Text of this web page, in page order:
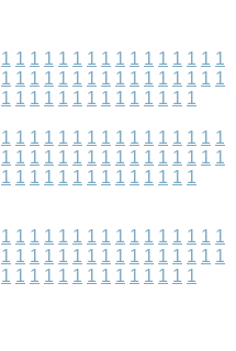
1 1 1 1 1 1 1 1 1 1 1 1 1 1 1 1
1 1 1 1 1 1 1 1 1 1 1 1 1 1 1 1
1 1 1 1 1 1 1 1 1 1 1 1 1 1
1 1 1 1 1 1 1 1 1 1 1 1 1 1 1 1
1 1 1 1 1 1 1 1 1 1 1 1 1 1 1 1
1 1 1 1 1 1 1 1 1 1 1 1 1 1
1 1 1 1 1 1 1 1 1 1 1 1 1 1 1 1
1 1 1 1 1 1 1 1 1 1 1 1 1 1 1 1
1 1 1 1 1 1 1 1 1 1 1 1 1 1